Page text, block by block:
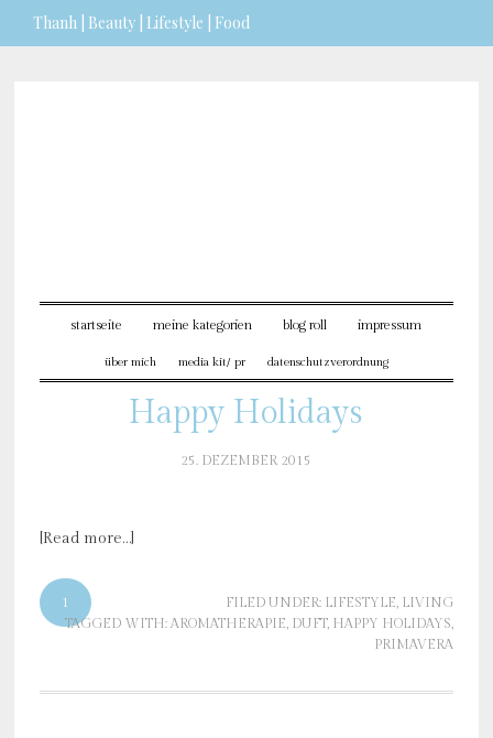
Thanh | Beauty | Lifestyle | Food
startseite meine kategorien blog roll impressum
über mich media kit/ pr datenschutzverordnung
Happy Holidays
25. DEZEMBER 2015
[Read more…]
1 FILED UNDER: LIFESTYLE, LIVING
TAGGED WITH:AROMATHERAPIE, DUFT, HAPPY HOLIDAYS,
PRIMAVERA